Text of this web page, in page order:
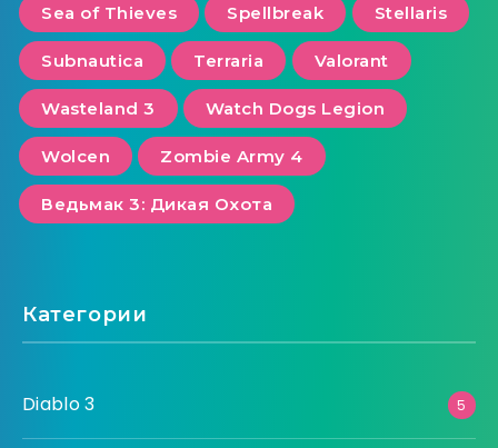
Sea of ​​Thieves Spellbreak Stellaris
Subnautica Terraria Valorant
Wasteland 3 Watch Dogs Legion
Wolcen Zombie Army 4
Ведьмак 3: Дикая Охота
Категории
Diablo 3 5